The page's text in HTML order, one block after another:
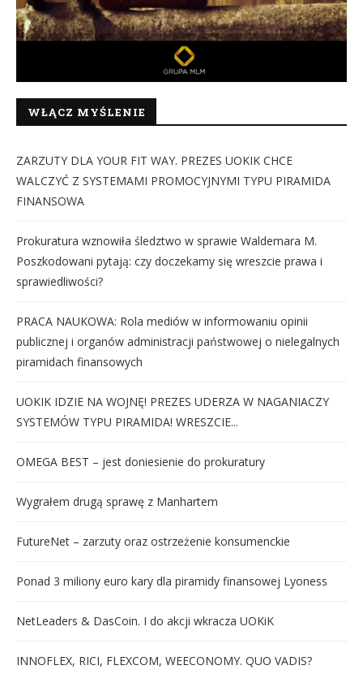
WŁĄCZ MYŚLENIE
ZARZUTY DLA YOUR FIT WAY. PREZES UOKIK CHCE
WALCZYĆ Z SYSTEMAMI PROMOCYJNYMI TYPU PIRAMIDA
FINANSOWA
Prokuratura wznowiła śledztwo w sprawie Waldemara M.
Poszkodowani pytają: czy doczekamy się wreszcie prawa i
sprawiedliwości?
PRACA NAUKOWA: Rola mediów w informowaniu opinii
publicznej i organów administracji państwowej o nielegalnych
piramidach finansowych
UOKIK IDZIE NA WOJNĘ! PREZES UDERZA W NAGANIACZY
SYSTEMÓW TYPU PIRAMIDA! WRESZCIE...
OMEGA BEST – jest doniesienie do prokuratury
Wygrałem drugą sprawę z Manhartem
FutureNet – zarzuty oraz ostrzeżenie konsumenckie
Ponad 3 miliony euro kary dla piramidy finansowej Lyoness
NetLeaders & DasCoin. I do akcji wkracza UOKiK
INNOFLEX, RICI, FLEXCOM, WEECONOMY. QUO VADIS?